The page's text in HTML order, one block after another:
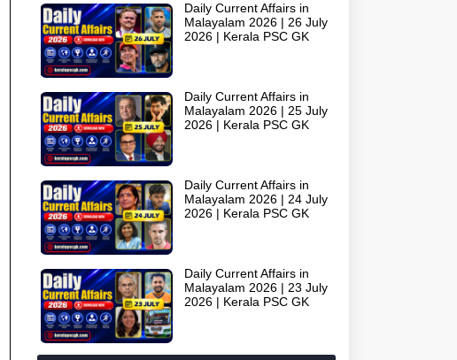
Daily Current Affairs in
Malayalam 2026 | 26 July
2026 | Kerala PSC GK
Daily Current Affairs in
Malayalam 2026 | 25 July
2026 | Kerala PSC GK
Daily Current Affairs in
Malayalam 2026 | 24 July
2026 | Kerala PSC GK
Daily Current Affairs in
Malayalam 2026 | 23 July
2026 | Kerala PSC GK